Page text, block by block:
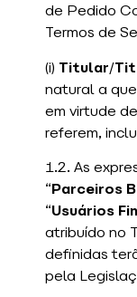
de Pedido
Termos de
(i) Titular/
natural a
em virtude
referem,
1.2. As
“Parceiros
“Usuários
atribuído no
definidas
pela